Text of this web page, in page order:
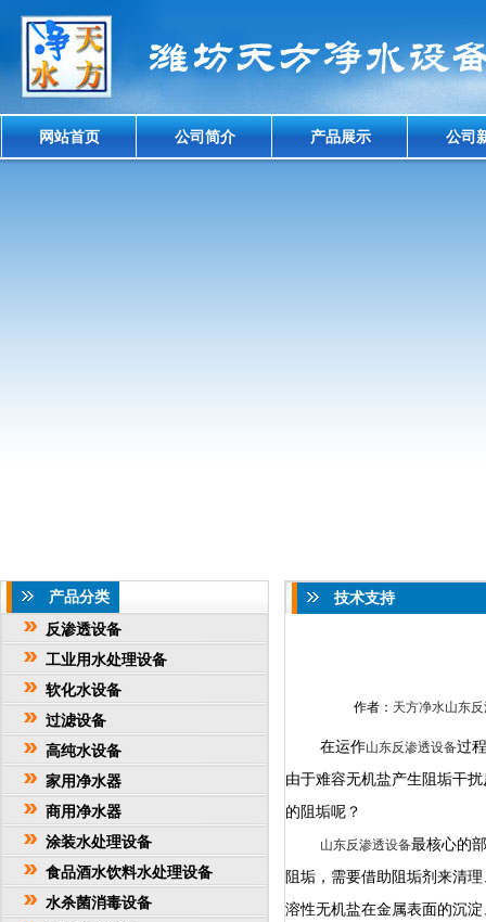
网站首页 公司简介 产品展示 公司
产品分类
反渗透设备
工业用水处理设备
软化水设备
过滤设备
高纯水设备
家用净水器
商用净水器
涂装水处理设备
食品酒水饮料水处理设备
水杀菌消毒设备
技术支持
作者： 天方净水山东
在运作山东反渗透设备过
由于难容无机盐产生阻垢干
的阻垢呢？
山东反渗透设备最核心的
阻垢，需要借助阻垢剂来清
溶性无机盐在金属表面的沉